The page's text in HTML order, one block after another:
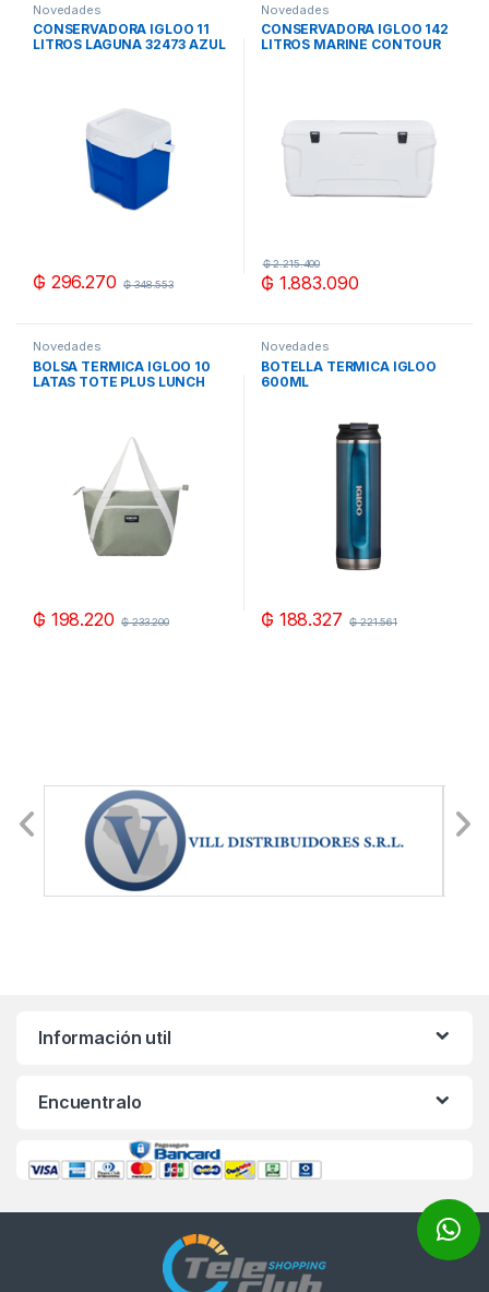
Novedades
CONSERVADORA IGLOO 11
LITROS LAGUNA 32473 AZUL
₲ 296.270 ₲348.553
Novedades
CONSERVADORA IGLOO 142
LITROS MARINE CONTOUR
₲ 1.883.090
₲2.215.400
Novedades
BOLSA TERMICA IGLOO 10
LATAS TOTE PLUS LUNCH
₲ 198.220 ₲233.200
Novedades
BOTELLA TERMICA IGLOO
600ML
₲ 188.327 ₲221.561
Información util
Encuentralo